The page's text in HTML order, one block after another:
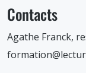
Contacts
Agathe Franck,